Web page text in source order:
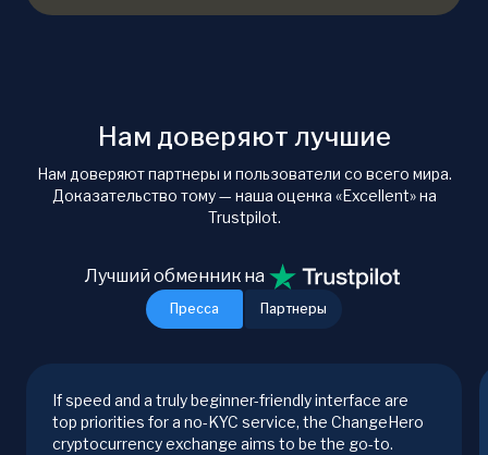
Нам доверяют лучшие
Нам доверяют партнеры и пользователи со всего мира.
Доказательство тому — наша оценка «Excellent» на
Trustpilot.
Пресса Партнеры
Лучший обменник на
If speed and a truly beginner-friendly interface are
top priorities for a no-KYC service, the ChangeHero
cryptocurrency exchange aims to be the go-to.